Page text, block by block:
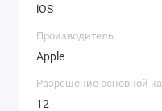
iOS
Производитель
Apple
Разрешение основной
12